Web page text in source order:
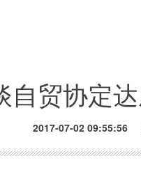
自贸协定
2017-07-02 09:55:56